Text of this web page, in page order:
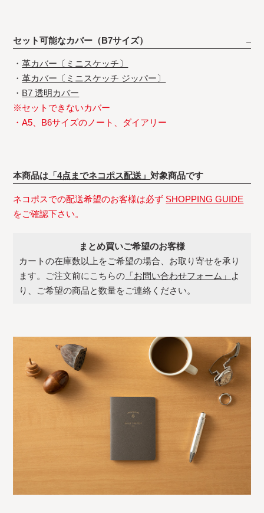
セット可能なカバー（B7サイズ）
・革カバー〔ミニスケッチ〕
・革カバー〔ミニスケッチ ジッパー〕
・ B7 透明カバー
※セットできないカバー
・A5、B6サイズのノート、ダイアリー
本商品は 「4点までネコポス配送」対象商品です
ネコポスでの配送希望のお客様は必ず SHOPPING GUIDE
をご確認下さい。
まとめ買いご希望のお客様
カートの在庫数以上をご希望の場合、お取り寄せを承り
ます。ご注文前にこちらの 「お問い合わせフォーム」 よ
り、ご希望の商品と数量をご連絡ください。